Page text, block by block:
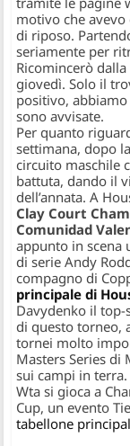
motivo che
di riposo.
seriamente per
Ricomincerò
giovedì. Solo il
positivo,
sono avvisate.
Per quanto
settimana, dopo
circuito maschile
battuta, dando il
dell’annata. A
Clay Court
Comunidad
appunto in scena
di serie Andy
compagno di
principale di
Davydenko il
di questo torneo,
tornei molto
Masters Series
sui campi in
Wta si gioca a
Cup, un evento
tabellone